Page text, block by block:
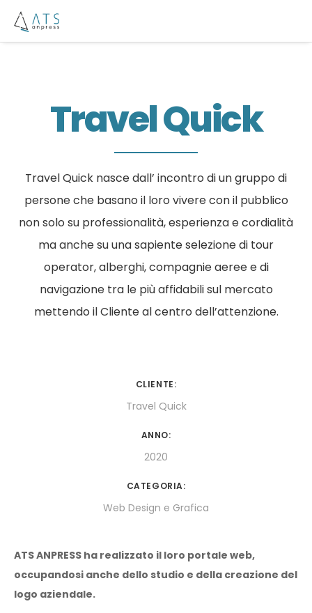
Travel Quick
Travel Quick nasce dall’ incontro di un gruppo di
persone che basano il loro vivere con il pubblico
non solo su professionalità, esperienza e cordialità
ma anche su una sapiente selezione di tour
operator, alberghi, compagnie aeree e di
navigazione tra le più affidabili sul mercato
mettendo il Cliente al centro dell’attenzione.
CLIENTE:
Travel Quick
ANNO:
2020
CATEGORIA:
Web Design e Grafica
ATS ANPRESS ha realizzato il loro portale web,
occupandosi anche dello studio e della creazione del
logo aziendale.